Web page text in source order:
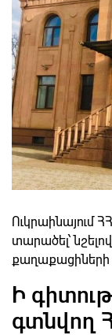
Ուկրաինայում
տարածել՝
քաղաքացիների
Ի
գտնվող